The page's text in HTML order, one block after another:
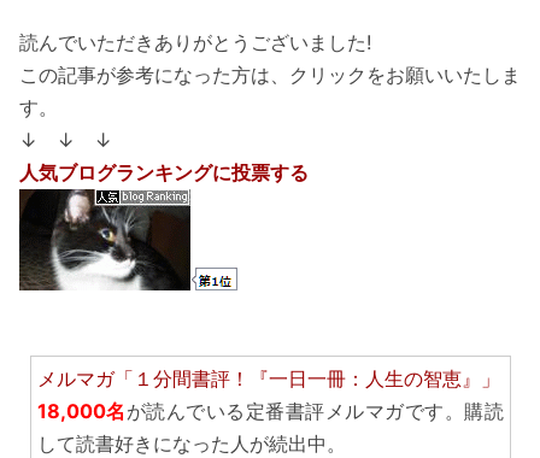
読んでいただきありがとうございました!
この記事が参考になった方は、クリックをお願いいたしま
す。
↓ ↓ ↓
人気ブログランキングに投票する
メルマガ「１分間書評！『一日一冊：人生の智恵』」
18,000名 が読んでいる定番書評メルマガです。購読
して読書好きになった人が続出中。